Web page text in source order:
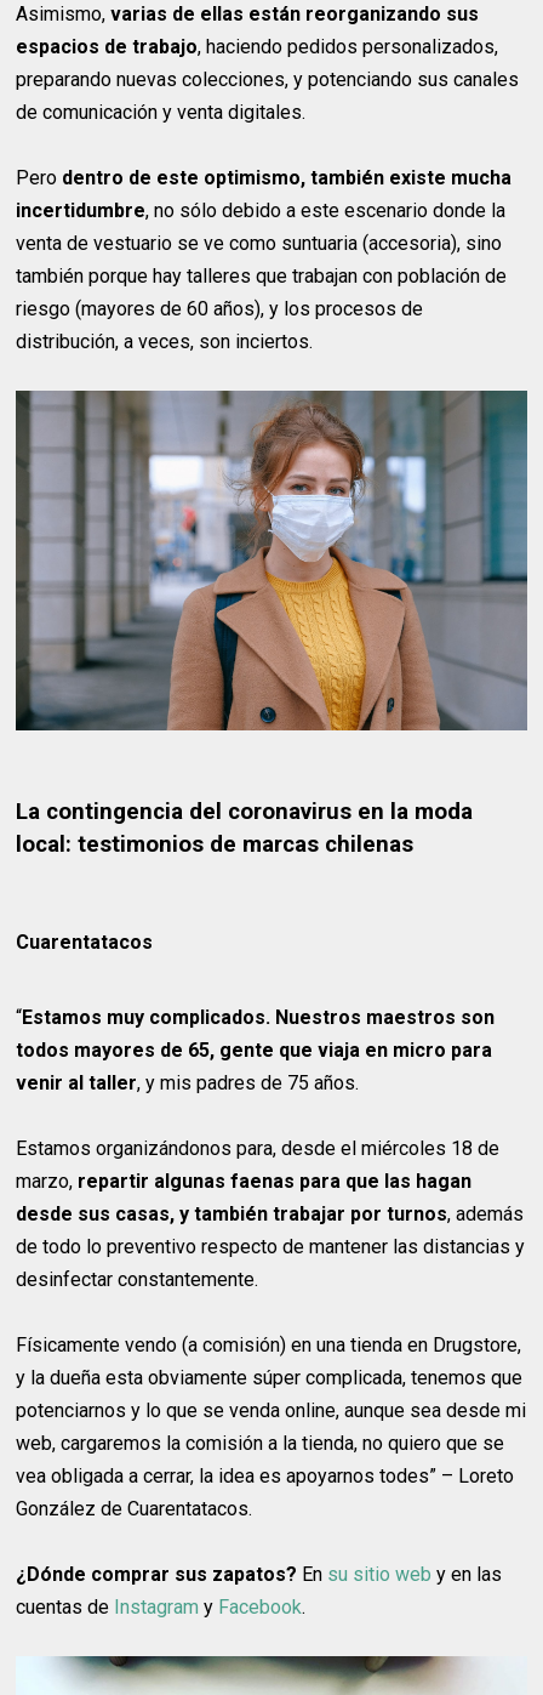
Asimismo,varias de ellas están reorganizando sus
espacios de trabajo, haciendo pedidos personalizados,
preparando nuevas colecciones, y potenciando sus canales
de comunicación y venta digitales.
Pero dentro de este optimismo, también existe mucha
incertidumbre, no sólo debido a este escenario donde la
venta de vestuario se ve como suntuaria (accesoria), sino
también porque hay talleres que trabajan con población de
riesgo (mayores de 60 años), y los procesos de
distribución, a veces, son inciertos.
La contingencia del coronavirus en la moda
local: testimonios de marcas chilenas
Cuarentatacos
“Estamos muy complicados. Nuestros maestros son
todos mayores de 65, gente que viaja en micro para
venir al taller, y mis padres de 75 años.
Estamos organizándonos para, desde el miércoles 18 de
marzo, repartir algunas faenas para que las hagan
desde sus casas, y también trabajar por turnos, además
de todo lo preventivo respecto de mantener las distancias y
desinfectar constantemente.
Físicamente vendo (a comisión) en una tienda en Drugstore,
y la dueña esta obviamente súper complicada, tenemos que
potenciarnos y lo que se venda online, aunque sea desde mi
web, cargaremos la comisión a la tienda, no quiero que se
vea obligada a cerrar, la idea es apoyarnos todes” – Loreto
González de Cuarentatacos.
¿Dónde comprar sus zapatos? En su sitio web y en las
cuentas de Instagram y Facebook.